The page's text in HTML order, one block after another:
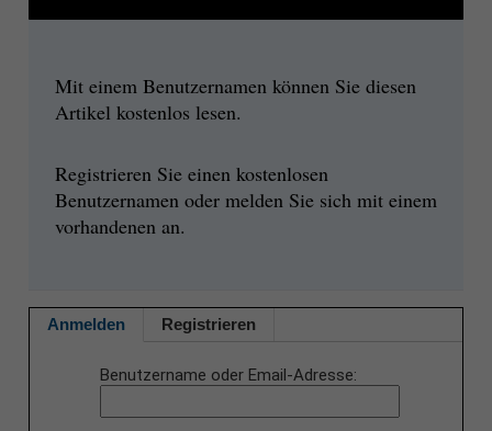
Mit einem Benutzernamen können Sie diesen
Artikel kostenlos lesen.
Registrieren Sie einen kostenlosen
Benutzernamen oder melden Sie sich mit einem
vorhandenen an.
Anmelden Registrieren
Benutzername oder Email-Adresse